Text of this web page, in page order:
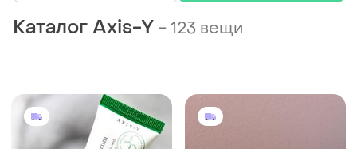
Каталог Axis-Y -123 вещи